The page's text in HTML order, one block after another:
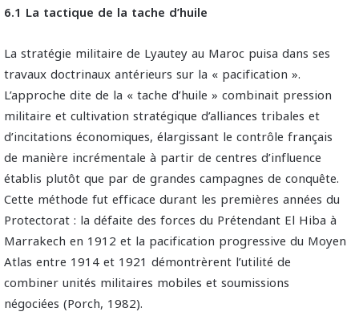
6.1 La tactique de la tache d’huile
La stratégie militaire de Lyautey au Maroc puisa dans ses
travaux doctrinaux antérieurs sur la « pacification ».
L’approche dite de la « tache d’huile » combinait pression
militaire et cultivation stratégique d’alliances tribales et
d’incitations économiques, élargissant le contrôle français
de manière incrémentale à partir de centres d’influence
établis plutôt que par de grandes campagnes de conquête.
Cette méthode fut efficace durant les premières années du
Protectorat : la défaite des forces du Prétendant El Hiba à
Marrakech en 1912 et la pacification progressive du Moyen
Atlas entre 1914 et 1921 démontrèrent l’utilité de
combiner unités militaires mobiles et soumissions
négociées (Porch, 1982).